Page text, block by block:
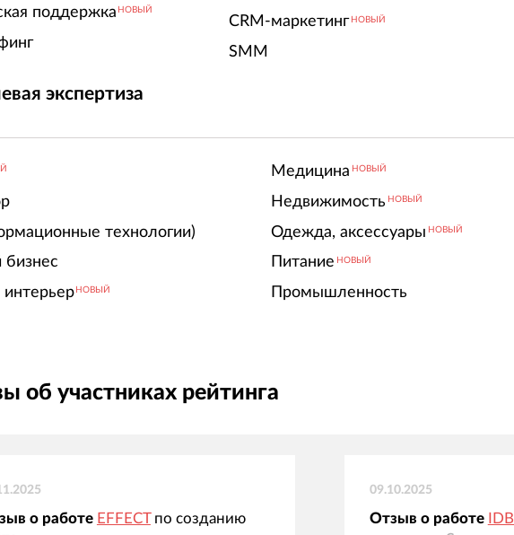
поддержка НОВЫЙ
CRM-маркетинг НОВЫЙ
SMM
экспертиза
технологии)
бизнес
НОВЫЙ
Медицина НОВЫЙ
Недвижимость НОВЫЙ
Одежда, аксессуары НОВЫЙ
Питание НОВЫЙ
Промышленность
об участниках рейтинга
о работе EFFECTпо созданию
09.10.2025
Отзыв о работе IDBI